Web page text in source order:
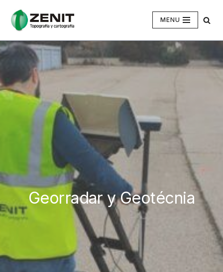
Saltar
al
contenido
MENU
Georradar y Geotécnia